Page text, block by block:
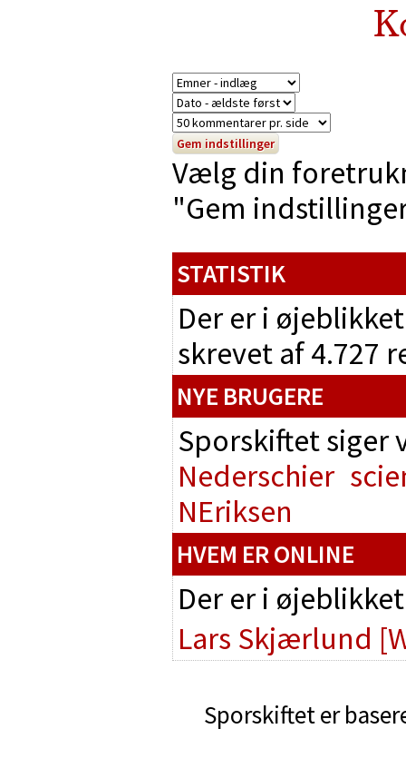
Vælg din
"Gem
STATISTIK
Der er i
skrevet af 4.727
NYE BRUGERE
Sporskiftet
Nederschier
NEriksen
HVEM ER ONLINE
Der er i
Lars Skjærlund
Sporskiftet er